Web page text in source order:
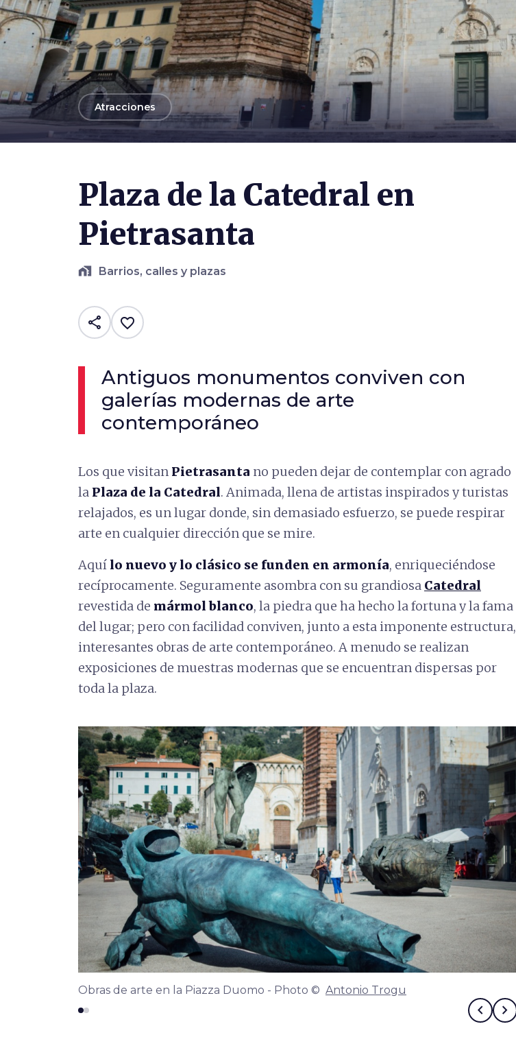
arrow_backAtracciones
Plaza de la Catedral en
Pietrasanta
home_work Barrios, calles y plazas
share favorite_border
Antiguos monumentos conviven con
galerías modernas de arte
contemporáneo
Los que visitan Pietrasanta no pueden dejar de contemplar con agrado
la Plaza de la Catedral. Animada, llena de artistas inspirados y turistas
relajados, es un lugar donde, sin demasiado esfuerzo, se puede respirar
arte en cualquier dirección que se mire.
Aquílo nuevo y lo clásico se funden en armonía, enriqueciéndose
recíprocamente. Seguramente asombra con su grandiosa Catedral
revestida de mármol blanco, la piedra que ha hecho la fortuna y la fama
del lugar; pero con facilidad conviven, junto a esta imponente estructura,
interesantes obras de arte contemporáneo. A menudo se realizan
exposiciones de muestras modernas que se encuentran dispersas por
toda la plaza.
Obras de arte en la Piazza Duomo - Photo © Antonio Trogu
chevron_left chevron_right